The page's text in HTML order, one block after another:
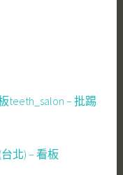
teeth_salon – 批踢
北) – 看板